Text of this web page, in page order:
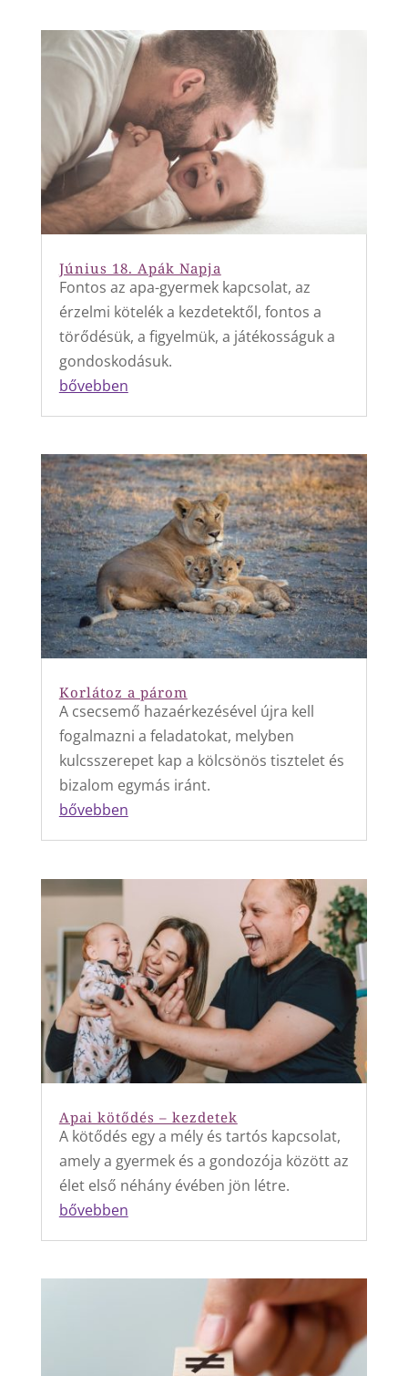
Június 18. Apák Napja
Fontos az apa-gyermek kapcsolat, az
érzelmi kötelék a kezdetektől, fontos a
törődésük, a figyelmük, a játékosságuk a
gondoskodásuk.
bővebben
Korlátoz a párom
A csecsemő hazaérkezésével újra kell
fogalmazni a feladatokat, melyben
kulcsszerepet kap a kölcsönös tisztelet és
bizalom egymás iránt.
bővebben
Apai kötődés – kezdetek
A kötődés egy a mély és tartós kapcsolat,
amely a gyermek és a gondozója között az
élet első néhány évében jön létre.
bővebben